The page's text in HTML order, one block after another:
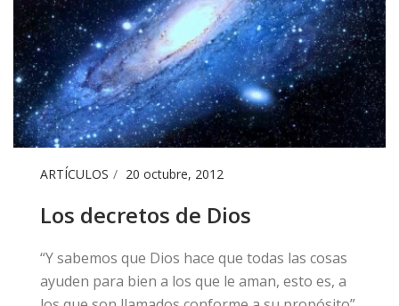
ARTÍCULOS 20 octubre, 2012
Los decretos de Dios
​​“Y sabemos que Dios hace que todas las cosas
ayuden para bien a los que le aman, esto es, a